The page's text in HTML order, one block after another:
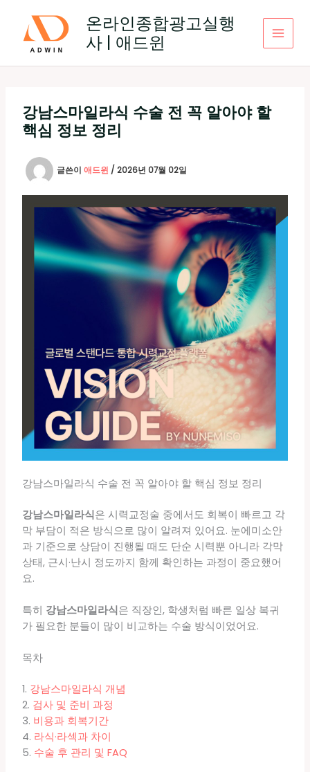
건
온라인종합광고실행
사 | 애드윈
강남스마일라식 수술 전 꼭 알아야 할
핵심 정보 정리
글쓴이 애드윈 / 2026년 07월 02일
강남스마일라식 수술 전 꼭 알아야 할 핵심 정보 정리
강남스마일라식은 시력교정술 중에서도 회복이 빠르고 각
막 부담이 적은 방식으로 많이 알려져 있어요. 눈에미소안
과 기준으로 상담이 진행될 때도 단순 시력뿐 아니라 각막
상태, 근시·난시 정도까지 함께 확인하는 과정이 중요했어
요.
특히 강남스마일라식은 직장인, 학생처럼 빠른 일상 복귀
가 필요한 분들이 많이 비교하는 수술 방식이었어요.
목차
1. 강남스마일라식 개념
2. 검사 및 준비 과정
3. 비용과 회복기간
4. 라식·라섹과 차이
5. 수술 후 관리 및 FAQ